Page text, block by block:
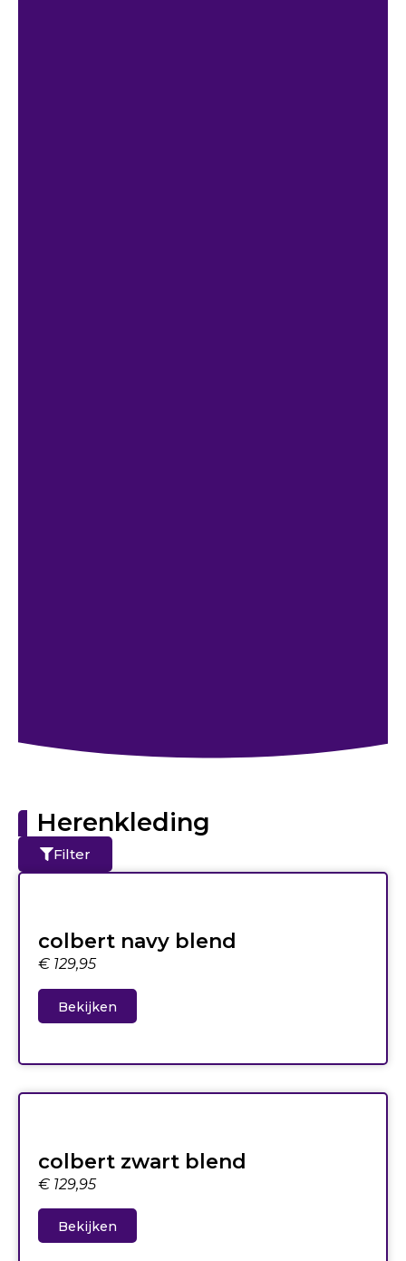
Herenkleding
Filter
colbert navy blend
€ 129,95
Bekijken
colbert zwart blend
€ 129,95
Bekijken